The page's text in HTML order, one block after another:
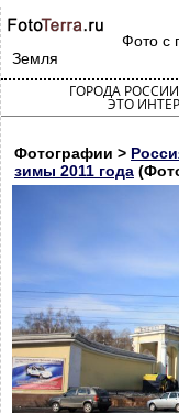
Фото с
Земля
ГОРОДА РОССИИ
ЭТО
Фотографии >
зимы 2011 года